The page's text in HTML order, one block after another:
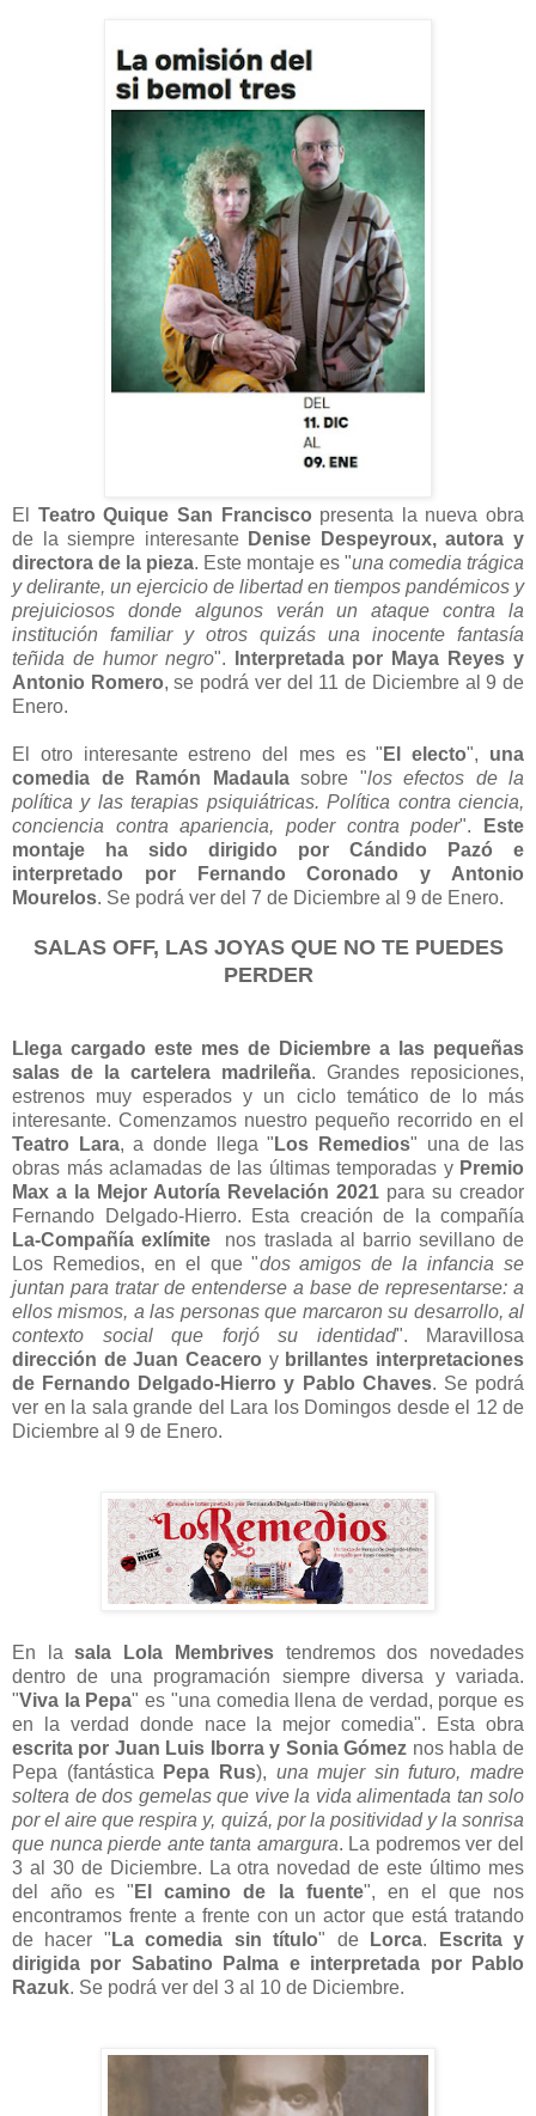
El Teatro Quique San Francisco presenta la nueva obra
de la siempre interesante Denise Despeyroux, autora y
directora de la pieza. Este montaje es "una comedia trágica
y delirante, un ejercicio de libertad en tiempos pandémicos y
prejuiciosos donde algunos verán un ataque contra la
institución familiar y otros quizás una inocente fantasía
teñida de humor negro". Interpretada por Maya Reyes y
Antonio Romero, se podrá ver del 11 de Diciembre al 9 de
Enero.
El otro interesante estreno del mes es " El electo", una
comedia de Ramón Madaulasobre "los efectos de la
política y las terapias psiquiátricas. Política contra ciencia,
conciencia contra apariencia, poder contra poder".
Este
montaje ha sido dirigido por Cándido Pazó e
interpretado por Fernando Coronado y Antonio
Mourelos. Se podrá ver del 7 de Diciembre al 9 de Enero.
SALAS OFF, LAS JOYAS QUE NO TE PUEDES
PERDER
Llega cargado este mes de Diciembre a las pequeñas
salas de la cartelera madrileña. Grandes reposiciones,
estrenos muy esperados y un ciclo temático de lo más
interesante. Comenzamos nuestro pequeño recorrido en el
Teatro Lara, a donde llega " Los Remedios" una de las
obras más aclamadas de las últimas temporadas y Premio
Max a la Mejor Autoría Revelación 2021 para su creador
Fernando Delgado-Hierro. Esta creación de la compañía
La-Compañía exlímite nos traslada al barrio sevillano de
Los Remedios, en el que "dos amigos de la infancia se
juntan para tratar de entenderse a base de representarse: a
ellos mismos, a las personas que marcaron su desarrollo, al
contexto social que forjó su identidad". Maravillosa
dirección de Juan Ceacero y brillantes interpretaciones
de Fernando Delgado-Hierro y Pablo Chaves. Se podrá
ver en la sala grande del Lara los Domingos desde el 12 de
Diciembre al 9 de Enero.
En lasala Lola Membrivestendremos dos novedades
dentro de una programación siempre diversa y variada.
"Viva la Pepa" es "una comedia llena de verdad, porque es
en la verdad donde nace la mejor comedia". Esta obra
escrita por Juan Luis Iborra y Sonia Gómez nos habla de
Pepa (fantástica
Pepa Rus), una mujer sin futuro, madre
soltera de dos gemelas que vive la vida alimentada tan solo
por el aire que respira y, quizá, por la positividad y la sonrisa
que nunca pierde ante tanta amargura. La podremos ver del
3 al 30 de Diciembre. La otra novedad de este último mes
del año es " El camino de la fuente", en el que nos
encontramos frente a frente con un actor que está tratando
de hacer " La comedia sin título" de Lorca.
Escrita y
dirigida por Sabatino Palma e interpretada por Pablo
Razuk. Se podrá ver del 3 al 10 de Diciembre.